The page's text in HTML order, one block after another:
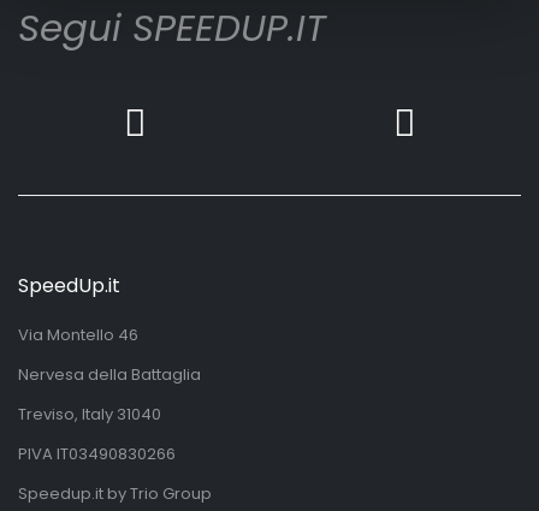
Segui SPEEDUP.IT
SpeedUp.it
Via Montello 46
Nervesa della Battaglia
Treviso, Italy 31040
PIVA IT03490830266
Speedup.it by Trio Group